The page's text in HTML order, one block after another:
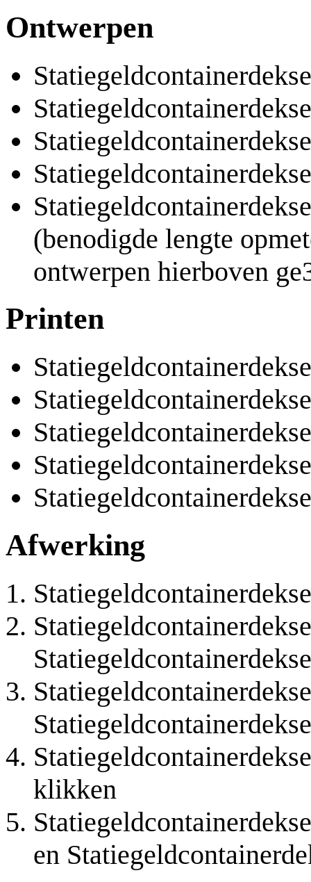
Ontwerpen
(benodigde lengte
ontwerpen hierboven
Printen
Afwerking
klikken
en